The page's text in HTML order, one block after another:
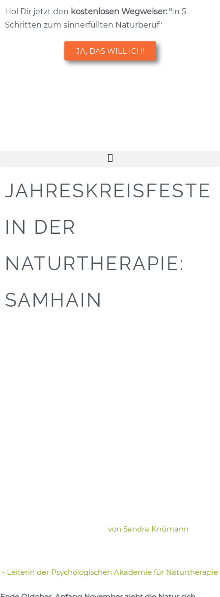
Hol Dir jetzt den kostenlosen Wegweiser: "In 5
Schritten zum sinnerfüllten Naturberuf"
JA, DAS WILL ICH!
JAHRESKREISFESTE
IN DER
NATURTHERAPIE:
SAMHAIN
von Sandra Knümann
- Leiterin der Psychologischen Akademie für Naturtherapie